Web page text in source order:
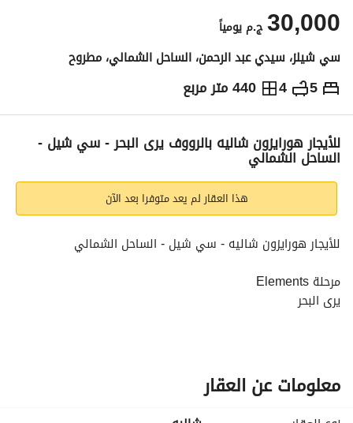
ج.م30,000 يومياً
سي شيلز، سيدي عبد الرحمن، الساحل الشمالي، مطروح
5
4 440 متر مربع ج.م30,000يومياً
الاماكن القريبة
للأيجار هورايزون شاليه بالرووف يرى البحر - سي شيل -
الساحل الشمالي
هذا العقار لم يعد متوفرا بعد الآن
للأيجار هورايزون شاليه - سي شيل - الساحل الشمالي
مرحلة Elements
يرى البحر
بحمام
معلومات عن العقار